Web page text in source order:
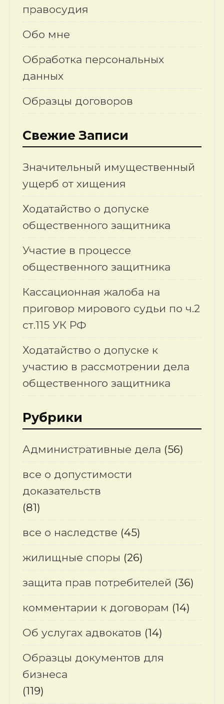
правосудия
Обо мне
Обработка персональных
данных
Образцы договоров
Свежие Записи
Значительный имущественный
ущерб от хищения
Ходатайство о допуске
общественного защитника
Участие в процессе
общественного защитника
Кассационная жалоба на
приговор мирового судьи по ч.2
ст.115 УК РФ
Ходатайство о допуске к
участию в рассмотрении дела
общественного защитника
Рубрики
Административные дела (56)
все о допустимости
доказательств
(81)
все о наследстве (45)
жилищные споры (26)
защита прав потребителей (36)
комментарии к договорам (14)
Об услугах адвокатов (14)
Образцы документов для
бизнеса
(119)